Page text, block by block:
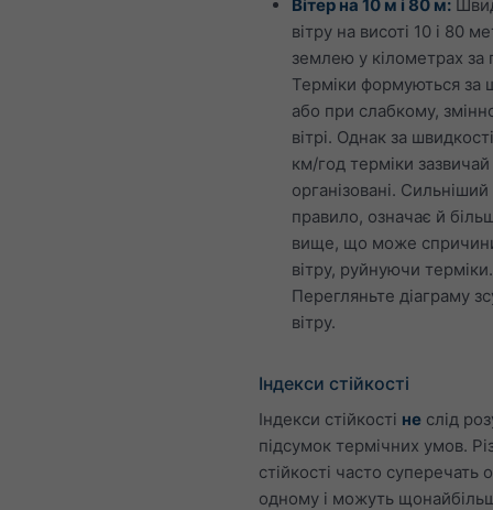
Вітер на 10 м і 80 м:
вітру на висоті 10 і 80
землею у кілометрах за
Терміки формуються за
або при слабкому,
вітрі. Однак за
км/год терміки
організовані. Сильніший
правило, означає й
вище, що може
вітру, руйнуючи терміки.
Перегляньте діаграму
вітру.
Індекси стійкості
Індекси стійкості не слід
підсумок термічних умов.
стійкості часто суперечать
одному і можуть